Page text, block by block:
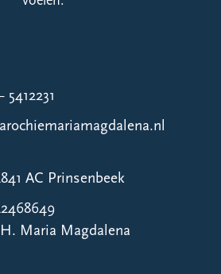
AC Prinsenbeek
Maria Magdalena